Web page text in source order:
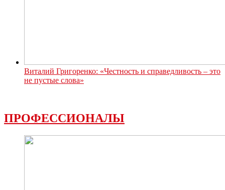
Виталий Григоренко: «Честность и справедливость – это
не пустые слова»
ПРОФЕССИОНАЛЫ